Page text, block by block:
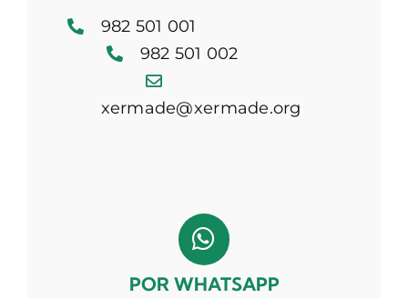
982 501 001
982 501 002
xermade@xermade.org
POR WHATSAPP